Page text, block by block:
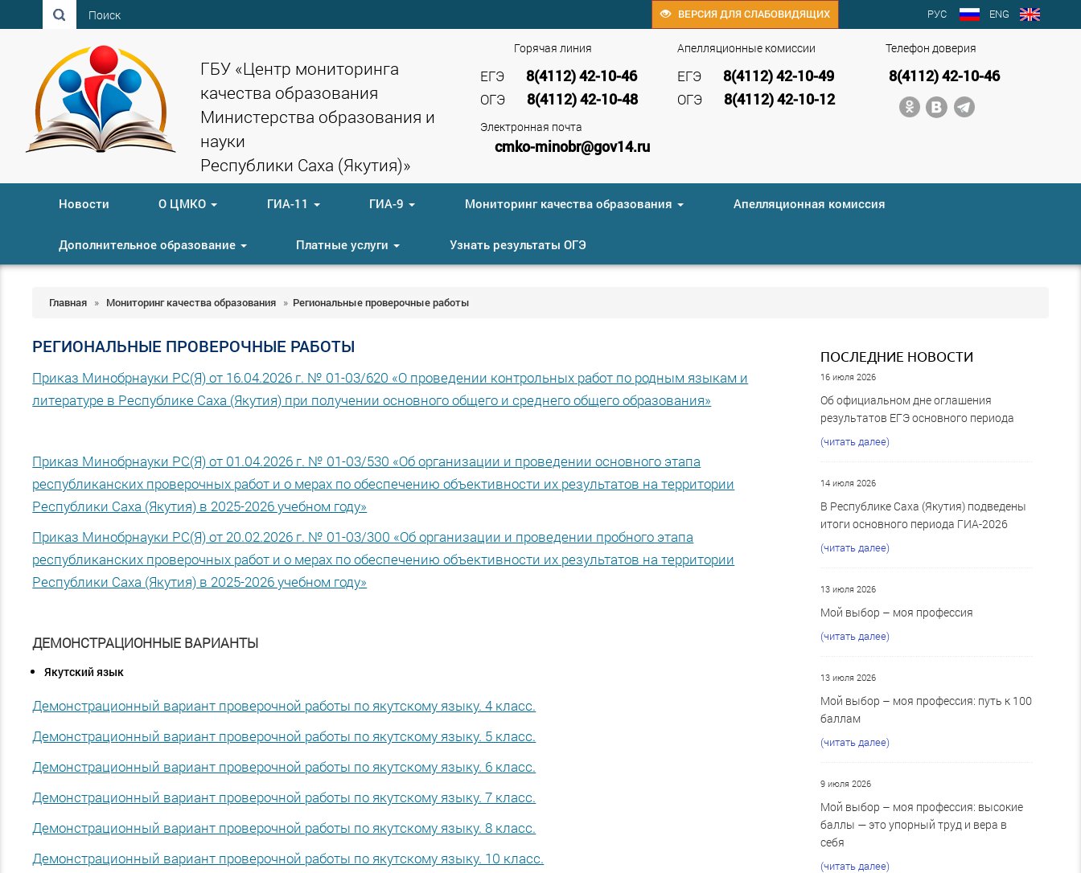
РУС ENG
ВЕРСИЯ ДЛЯ СЛАБОВИДЯЩИХ
Поиск
ГБУ «Центр мониторинга
качества образования
Министерства образования и
науки
Республики Саха (Якутия)»
Телефон доверия
8(4112) 42-10-46
Апелляционные комиссии
ЕГЭ 8(4112) 42-10-49
ОГЭ 8(4112) 42-10-12
Горячая линия
ЕГЭ 8(4112) 42-10-46
ОГЭ 8(4112) 42-10-48
Электронная почта
cmko-minobr@gov14.ru
Новости О ЦМКО ГИА-11 ГИА-9 Мониторинг качества образования Апелляционная комиссия
Дополнительное образование Платные услуги Узнать результаты ОГЭ
Главная » Мониторинг качества образования » Региональные проверочные работы
РЕГИОНАЛЬНЫЕ ПРОВЕРОЧНЫЕ РАБОТЫ
Приказ Минобрнауки РС(Я) от 16.04.2026 г. № 01-03/620 «О проведении контрольных работ по родным языкам и
литературе в Республике Саха (Якутия) при получении основного общего и среднего общего образования»
Приказ Минобрнауки РС(Я) от 01.04.2026 г. № 01-03/530 «Об организации и проведении основного этапа
республиканских проверочных работ и о мерах по обеспечению объективности их результатов на территории
Республики Саха (Якутия) в 2025-2026 учебном году»
Приказ Минобрнауки РС(Я) от 20.02.2026 г. № 01-03/300 «Об организации и проведении пробного этапа
республиканских проверочных работ и о мерах по обеспечению объективности их результатов на территории
Республики Саха (Якутия) в 2025-2026 учебном году»
ДЕМОНСТРАЦИОННЫЕ ВАРИАНТЫ
Якутский язык
Демонстрационный вариант проверочной работы по якутскому языку. 4 класс.
Демонстрационный вариант проверочной работы по якутскому языку. 5 класс.
Демонстрационный вариант проверочной работы по якутскому языку. 6 класс.
Демонстрационный вариант проверочной работы по якутскому языку. 7 класс.
Демонстрационный вариант проверочной работы по якутскому языку. 8 класс.
Демонстрационный вариант проверочной работы по якутскому языку. 10 класс.
ПОСЛЕДНИЕ НОВОСТИ
16 июля 2026
Об официальном дне оглашения
результатов ЕГЭ основного периода
(читать далее)
14 июля 2026
В Республике Саха (Якутия) подведены
итоги основного периода ГИА-2026
(читать далее)
13 июля 2026
Мой выбор – моя профессия
(читать далее)
13 июля 2026
Мой выбор – моя профессия: путь к 100
баллам
(читать далее)
9 июля 2026
Мой выбор – моя профессия: высокие
баллы — это упорный труд и вера в
себя
(читать далее)